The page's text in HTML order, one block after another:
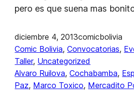
pero es que suena mas
diciembre 4, 2013comicbolivia
Comic Bolivia, Convocatorias,
Taller, Uncategorized
Alvaro Ruilova, Cochabamba,
Paz, Marco Toxico, Mercadito